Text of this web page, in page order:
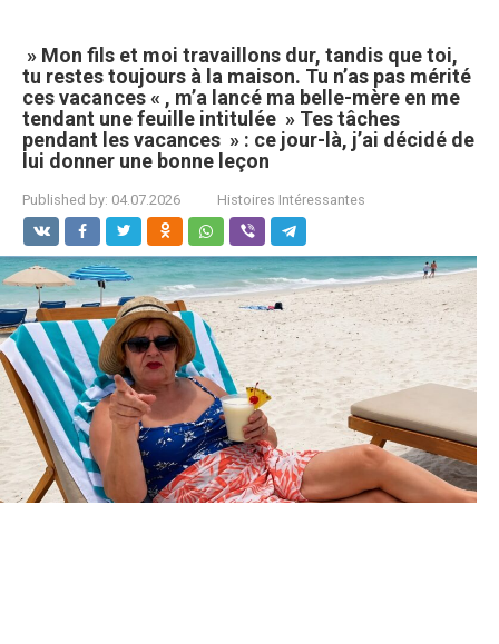
» Mon fils et moi travaillons dur, tandis que toi,
tu restes toujours à la maison. Tu n’as pas mérité
ces vacances « , m’a lancé ma belle-mère en me
tendant une feuille intitulée » Tes tâches
pendant les vacances » : ce jour-là, j’ai décidé de
lui donner une bonne leçon
Published by: 04.07.2026 Histoires Intéressantes